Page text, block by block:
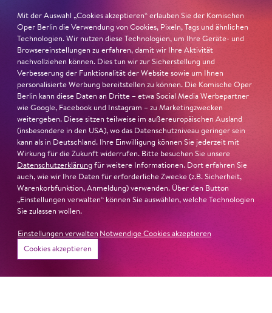
22. Juni 2026
Paradies und Abgrund
Von lautem Flehen, sanfter Trauer und dem viel zu
frühen Abschied im französischem Chorkonzert
#KOBSiKo
Mit der Auswahl „Cookies akzeptieren“ erlauben Sie der Komischen
Oper Berlin die Verwendung von Cookies, Pixeln, Tags und ähnlichen
Technologien. Wir nutzen diese Technologien, um Ihre Geräte- und
Browsereinstellungen zu erfahren, damit wir Ihre Aktivität
nachvollziehen können. Dies tun wir zur Sicherstellung und
Verbesserung der Funktionalität der Website sowie um Ihnen
personalisierte Werbung bereitstellen zu können. Die Komische Oper
Berlin kann diese Daten an Dritte – etwa Social Media Werbepartner
wie Google, Facebook und Instagram – zu Marketingzwecken
weitergeben. Diese sitzen teilweise im außereuropäischen Ausland
(insbesondere in den USA), wo das Datenschutzniveau geringer sein
kann als in Deutschland. Ihre Einwilligung können Sie jederzeit mit
Wirkung für die Zukunft widerrufen. Bitte besuchen Sie unsere
Datenschutzerklärung für weitere Informationen. Dort erfahren Sie
auch, wie wir Ihre Daten für erforderliche Zwecke (z.B. Sicherheit,
Warenkorbfunktion, Anmeldung) verwenden. Über den Button
„Einstellungen verwalten“ können Sie auswählen, welche Technologien
Sie zulassen wollen.
Einstellungen verwalten Notwendige Cookies akzeptieren
Cookies akzeptieren